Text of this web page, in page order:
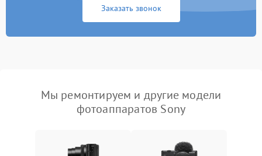
Заказать звонок
Мы ремонтируем и другие модели
фотоаппаратов Sony